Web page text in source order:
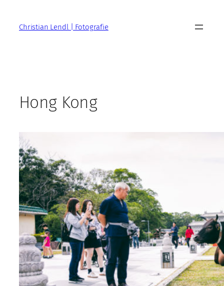
springenChristian Lendl | Fotografie
Hong Kong